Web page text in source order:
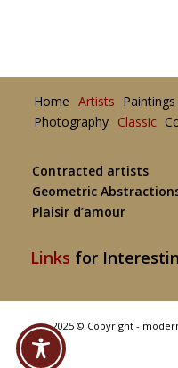
Home Artists
Photography Classic
Contracted artists
Geometric
Plaisir d’amour
Links for
2025 © Copyright -